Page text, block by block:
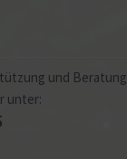
und Beratung
unter: